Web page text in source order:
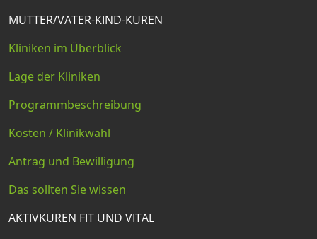
MUTTER/VATER-KIND-KUREN
Kliniken im Überblick
Lage der Kliniken
Programmbeschreibung
Kosten / Klinikwahl
Antrag und Bewilligung
Das sollten Sie wissen
AKTIVKUREN FIT UND VITAL